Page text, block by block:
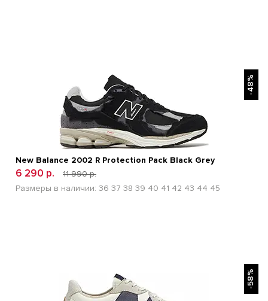
-48%
New Balance 2002 R Protection Pack Black Grey
6 290 р.
11 990 р.
Размеры в наличии: 36 37 38 39 40 41 42 43 44 45
-58%